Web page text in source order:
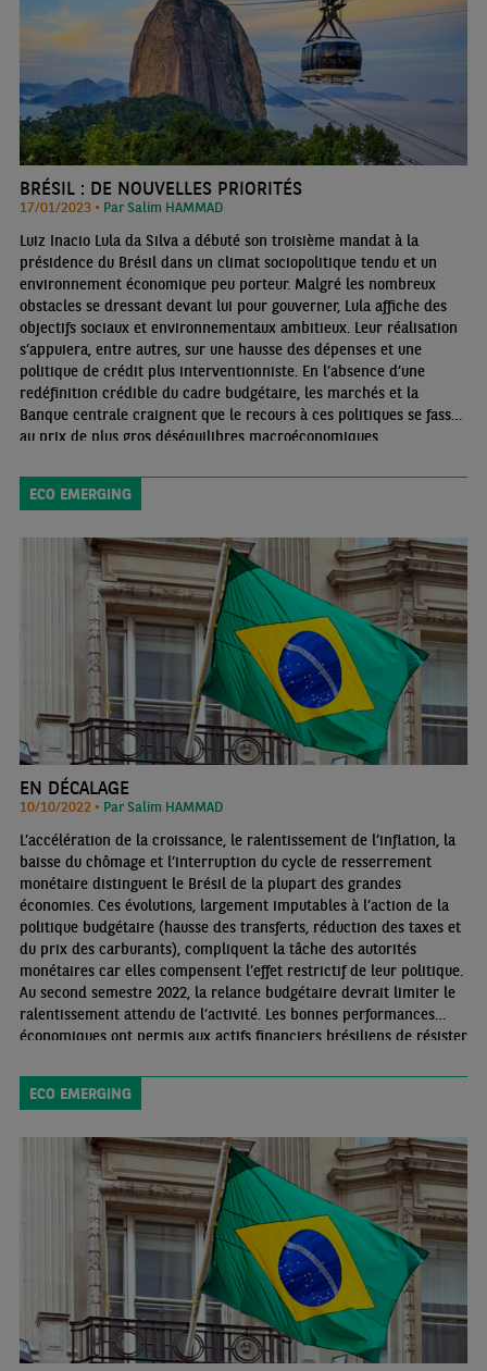
BRÉSIL : DE NOUVELLES PRIORITÉS
17/01/2023 • Par Salim HAMMAD
Luiz Inacio Lula da Silva a débuté son troisième mandat à la
présidence du Brésil dans un climat sociopolitique tendu et un
environnement économique peu porteur. Malgré les nombreux
obstacles se dressant devant lui pour gouverner, Lula affiche des
objectifs sociaux et environnementaux ambitieux. Leur réalisation
s’appuiera, entre autres, sur une hausse des dépenses et une
politique de crédit plus interventionniste. En l’absence d’une
redéfinition crédible du cadre budgétaire, les marchés et la
Banque centrale craignent que le recours à ces politiques se fasse
au prix de plus gros déséquilibres macroéconomiques.
ECO EMERGING
EN DÉCALAGE
10/10/2022 • Par Salim HAMMAD
L’accélération de la croissance, le ralentissement de l’inflation, la
baisse du chômage et l’interruption du cycle de resserrement
monétaire distinguent le Brésil de la plupart des grandes
économies. Ces évolutions, largement imputables à l’action de la
politique budgétaire (hausse des transferts, réduction des taxes et
du prix des carburants), compliquent la tâche des autorités
monétaires car elles compensent l’effet restrictif de leur politique.
Au second semestre 2022, la relance budgétaire devrait limiter le
ralentissement attendu de l’activité. Les bonnes performances
économiques ont permis aux actifs financiers brésiliens de résister
dégradé.
ECO EMERGING